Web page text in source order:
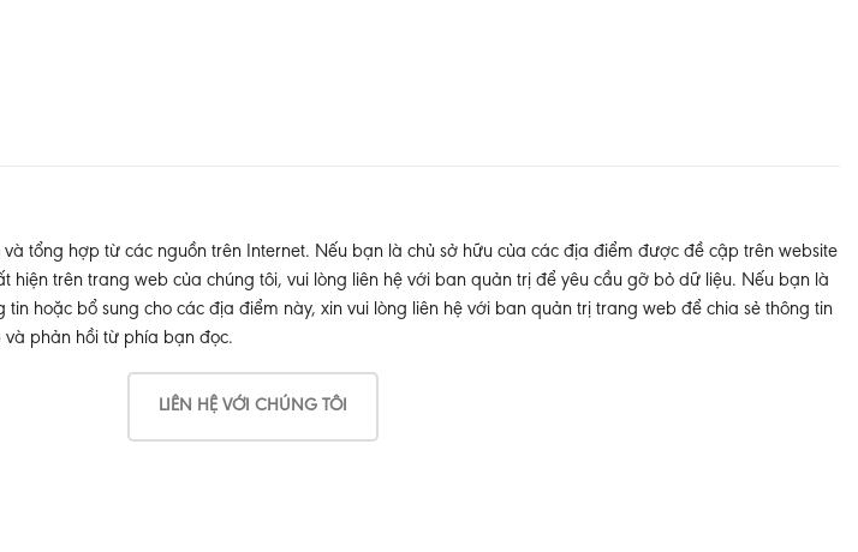
tổng hợp từ các nguồn trên Internet. Nếu bạn là chủ sở hữu của các địa điểm được đề cập trên website
hiện trên trang web của chúng tôi, vui lòng liên hệ với ban quản trị để yêu cầu gỡ bỏ dữ liệu. Nếu bạn là
hoặc bổ sung cho các địa điểm này, xin vui lòng liên hệ với ban quản trị trang web để chia sẻ thông tin
phản hồi từ phía bạn đọc.
LIÊN HỆ VỚI CHÚNG TÔI